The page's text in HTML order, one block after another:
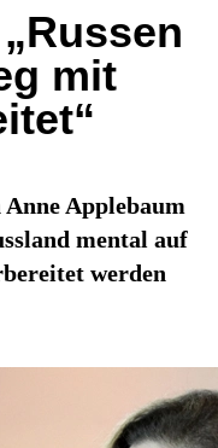
mit
Applebaum
mental auf
werden